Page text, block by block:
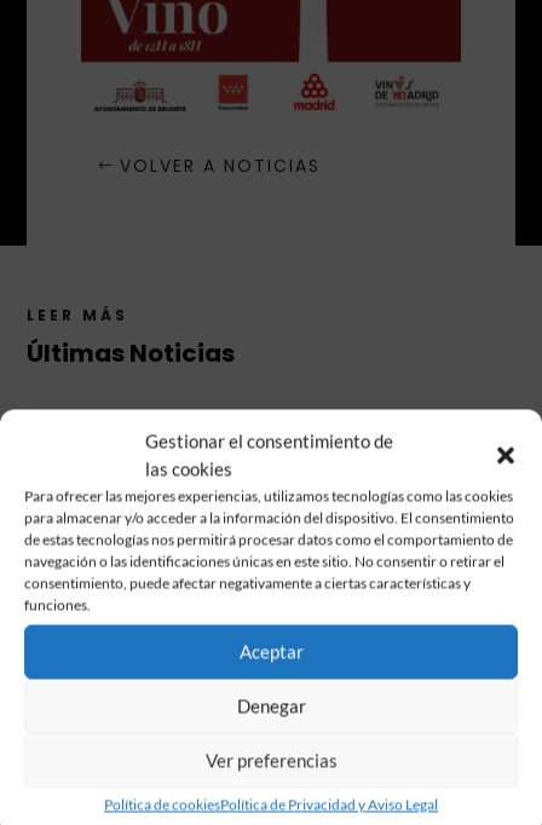
Gestionar el consentimiento de
las cookies
Para ofrecer las mejores experiencias, utilizamos tecnologías como las cookies
para almacenar y/o acceder a la información del dispositivo. El consentimiento
de estas tecnologías nos permitirá procesar datos como el comportamiento de
navegación o las identificaciones únicas en este sitio. No consentir o retirar el
consentimiento, puede afectar negativamente a ciertas características y
funciones.
Aceptar
Denegar
Ver preferencias
Política de cookiesPolítica de Privacidad y Aviso Legal
VOLVER A NOTICIAS
LEER MÁS
Últimas Noticias
El incendio
Actualización 7:00h. Noche de intenso trabajo para
que presentan más dificultad dentro de nuestra región